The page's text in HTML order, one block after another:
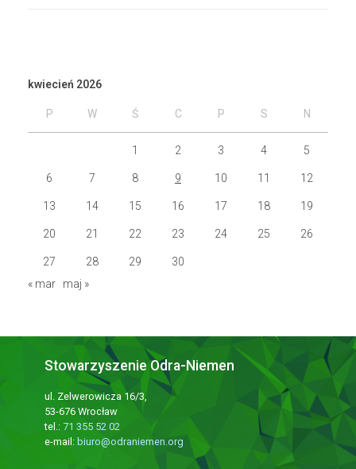
kwiecień 2026
P W Ś C P S N
1 2 3 4 5
6 7 8 9 10 11 12
13 14 15 16 17 18 19
20 21 22 23 24 25 26
27 28 29
30
« mar
maj »
Stowarzyszenie Odra-Niemen
ul. Zelwerowicza 16/3,
53-676 Wrocław
tel.: 71 355 52 02
e-mail: biuro@odraniemen.org